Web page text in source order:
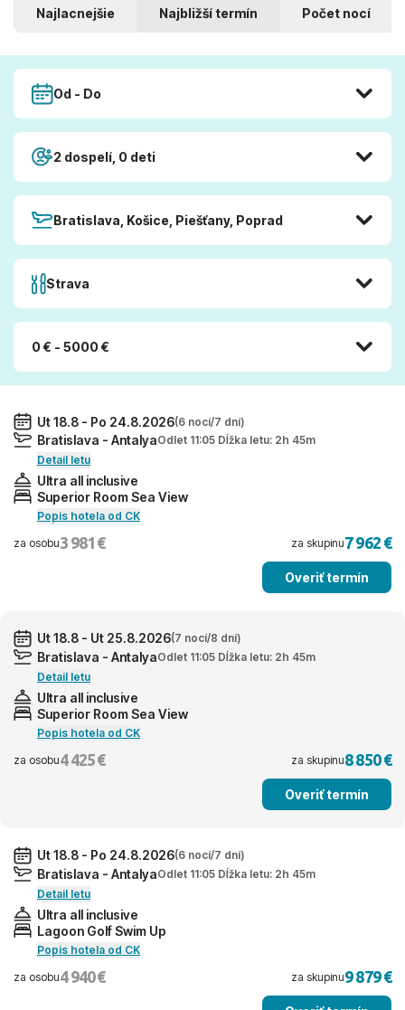
Najlacnejšie Najbližší termín Počet nocí
Od - Do
2 dospelí, 0 deti
Bratislava, Košice, Piešťany, Poprad
Strava
0 € - 5000 €
Ut 18.8 - Po 24.8.2026(6 nocí/7 dní)
Bratislava - AntalyaOdlet 11:05 Dĺžka letu: 2h 45m
Detail letu
Ultra all inclusive
Superior Room Sea View
Popis hotela od CK
za osobu3 981 € za skupinu7 962 €
Overiť termín
Ut 18.8 - Ut 25.8.2026(7 nocí/8 dní)
Bratislava - AntalyaOdlet 11:05 Dĺžka letu: 2h 45m
Detail letu
Ultra all inclusive
Superior Room Sea View
Popis hotela od CK
za osobu4 425 € za skupinu8 850 €
Overiť termín
Ut 18.8 - Po 24.8.2026(6 nocí/7 dní)
Bratislava - AntalyaOdlet 11:05 Dĺžka letu: 2h 45m
Detail letu
Ultra all inclusive
Lagoon Golf Swim Up
Popis hotela od CK
za osobu4 940 € za skupinu9 879 €